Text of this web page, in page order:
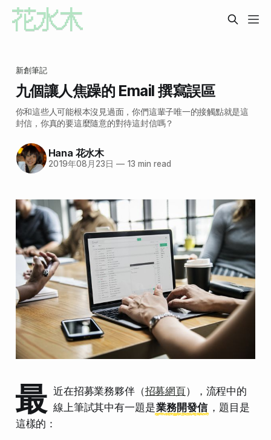
新創筆記
九個讓人焦躁的 Email 撰寫誤區
你和這些人可能根本沒見過面，你們這輩子唯一的接觸點就是這
封信，你真的要這麼隨意的對待這封信嗎？
Hana 花水木
2019年08月23日 —13 min read
最 近在招募業務夥伴（招募網頁），流程中的
線上筆試其中有一題是業務開發信 ，題目是
這樣的：